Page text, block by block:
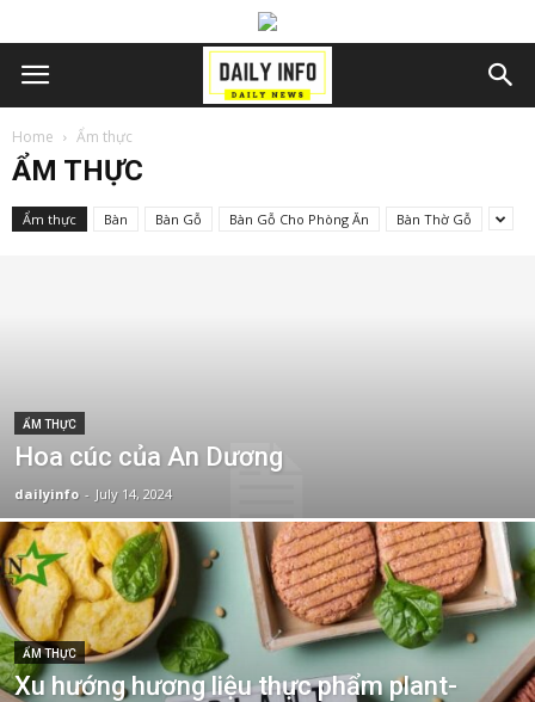
Home Ẩm thực
ẨM THỰC
Ẩm thực Bàn Bàn Gỗ Bàn Gỗ Cho Phòng Ăn Bàn Thờ Gỗ
ẨM THỰC
Hoa cúc của An Dương
dailyinfo - July 14, 2024
ẨM THỰC
Xu hướng hương liệu thực phẩm plant-